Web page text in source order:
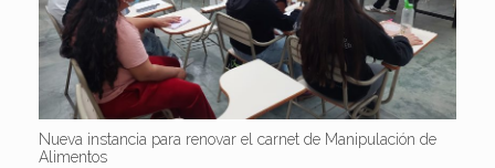
Nueva instancia para renovar el carnet de Manipulación de
Alimentos